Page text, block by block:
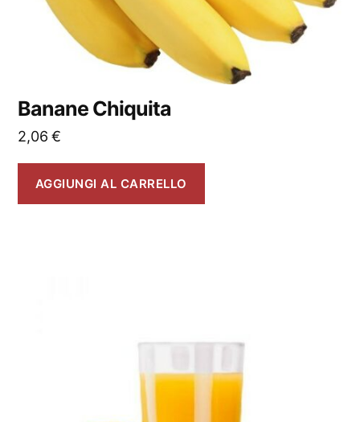
Banane Chiquita
2,06€
AGGIUNGI AL CARRELLO